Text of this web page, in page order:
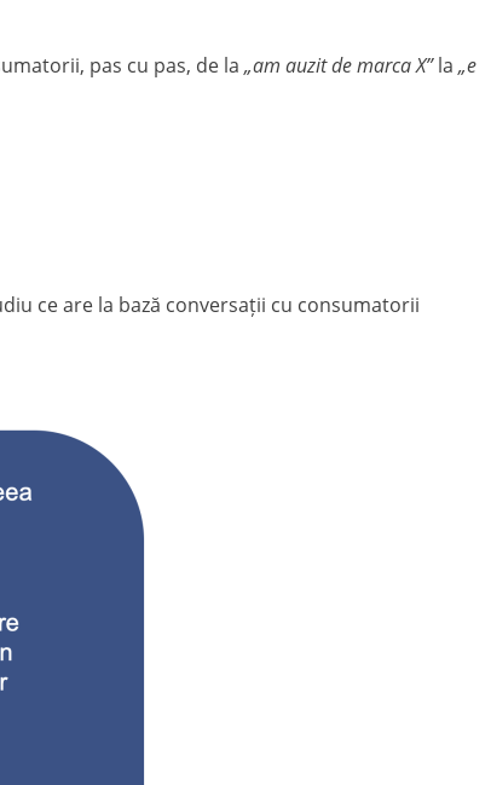
pas cu pas, de la „am auzit de marca X”la „e
ce are la bază conversații cu consumatorii